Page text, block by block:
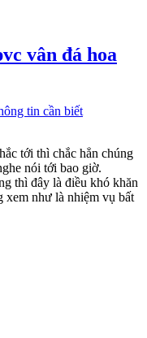
vân đá hoa
tin cần biết
tới thì chắc hẳn chúng
nói tới bao giờ.
thì đây là điều khó khăn
xem như là nhiệm vụ bất